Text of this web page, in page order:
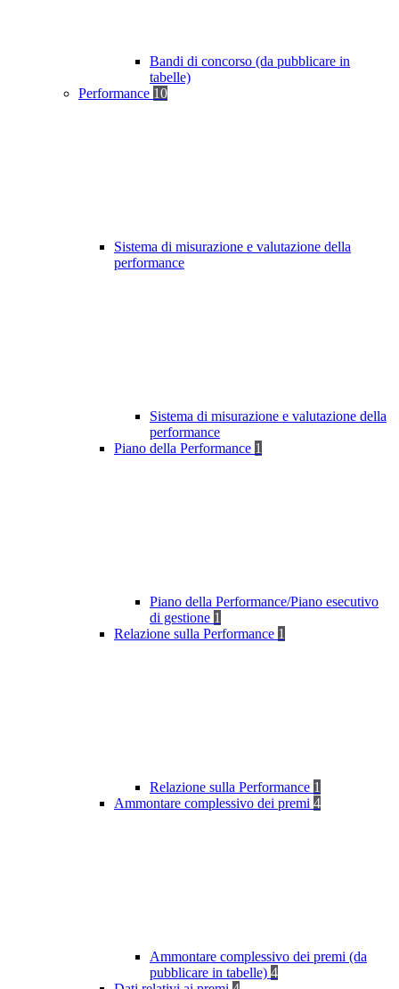
Bandi di concorso (da pubblicare in
tabelle)
Performance 10
Sistema di misurazione e valutazione della
performance
Sistema di misurazione e valutazione della
performance
Piano della Performance 1
Piano della Performance/Piano esecutivo
di gestione 1
Relazione sulla Performance 1
Relazione sulla Performance 1
Ammontare complessivo dei premi 4
Ammontare complessivo dei premi (da
pubblicare in tabelle) 4